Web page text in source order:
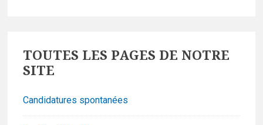
Widgets
TOUTES LES PAGES DE NOTRE
SITE
Candidatures spontanées